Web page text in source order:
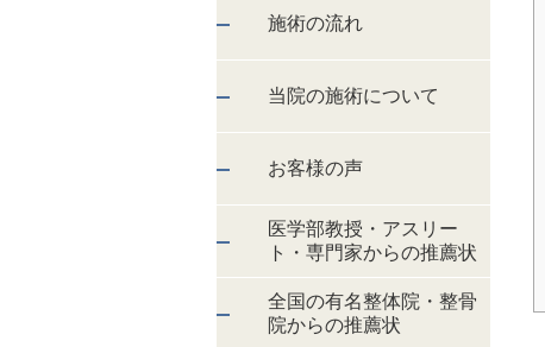
施術の流れ
当院の施術について
お客様の声
医学部教授・アスリー
ト・専門家からの推薦状
全国の有名整体院・整骨
院からの推薦状